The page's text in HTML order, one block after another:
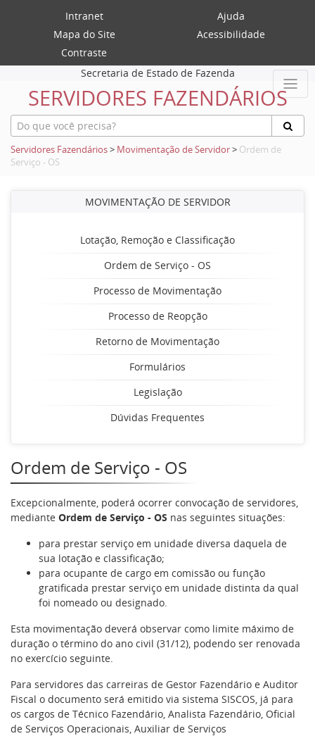
Intranet
Ajuda
Mapa do Site
Acessibilidade
Contraste
Secretaria de Estado de Fazenda
SERVIDORES FAZENDÁRIOS
Servidores Fazendários> Movimentação de Servidor> Ordem de
Serviço - OS
MOVIMENTAÇÃO DE SERVIDOR
Lotação, Remoção e Classificação
Ordem de Serviço - OS
Processo de Movimentação
Processo de Reopção
Retorno de Movimentação
Formulários
Legislação
Dúvidas Frequentes
Ordem de Serviço - OS
Excepcionalmente, poderá ocorrer convocação de servidores,
mediante Ordem de Serviço - OS nas seguintes situações:
para prestar serviço em unidade diversa daquela de
sua lotação e classificação;
para ocupante de cargo em comissão ou função
gratificada prestar serviço em unidade distinta da qual
foi nomeado ou designado.
Esta movimentação deverá observar como limite máximo de
duração o término do ano civil (31/12), podendo ser renovada
no exercício seguinte.
Para servidores das carreiras de Gestor Fazendário e Auditor
Fiscal o documento será emitido via sistema SISCOS, já para
os cargos de Técnico Fazendário, Analista Fazendário, Oficial
de Serviços Operacionais, Auxiliar de Serviços